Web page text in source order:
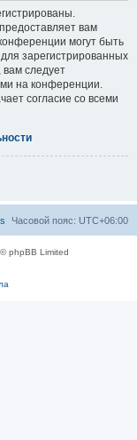
вам
могут быть
зарегистрированных
вам следует
на конференции.
согласие со всеми
Часовой пояс: UTC+06:00
phpBB Limited